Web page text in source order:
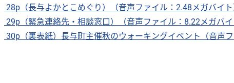
28p（長与よかとこめぐり）（音声ファイル：2.48メガバイト
29p（緊急連絡先・相談窓口）（音声ファイル：8.22メガバイ
30p（裏表紙）長与町主催秋のウォーキングイベント（音声